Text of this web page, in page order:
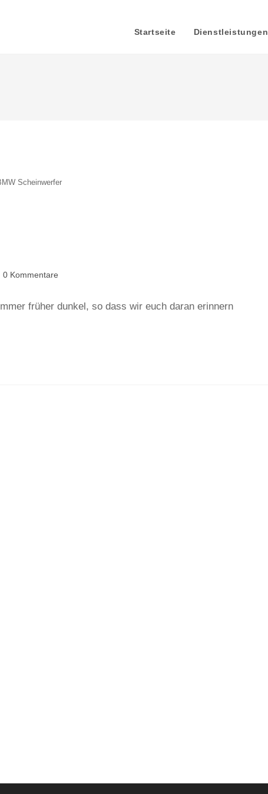
Startseite Dienstleistungen
Scheinwerfer
0 Kommentare
früher dunkel, so dass wir euch daran erinnern